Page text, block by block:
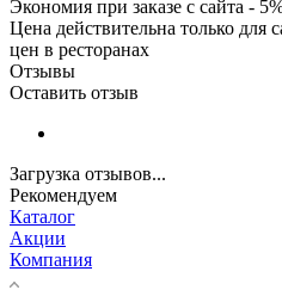
Экономия при заказе с сайта -
Цена действительна только для
цен в ресторанах
Отзывы
Оставить отзыв
Загрузка отзывов...
Рекомендуем
Каталог
Акции
Компания